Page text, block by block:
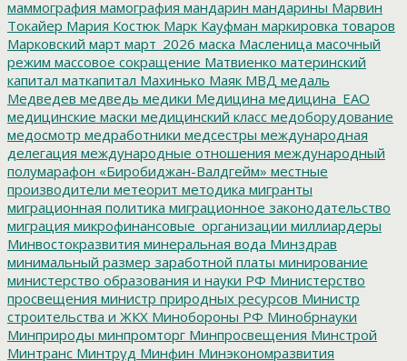
маммография мамография мандарин мандарины Марвин
Токайер Мария Костюк Марк Кауфман маркировка товаров
Марковский март март_2026 маска Масленица масочный
режим массовое сокращение Матвиенко материнский
капитал маткапитал Махинько Маяк МВД медаль
Медведев медведь медики Медицина медицина_ЕАО
медицинские маски медицинский класс медоборудование
медосмотр медработники медсестры международная
делегация международные отношения международный
полумарафон «Биробиджан-Валдгейм» местные
производители метеорит методика мигранты
миграционная политика миграционное законодательство
миграция микрофинансовые_организации миллиардеры
Минвостокразвития минеральная вода Минздрав
минимальный размер заработной платы минирование
министерство образования и науки РФ Министерство
просвещения министр природных ресурсов Министр
строительства и ЖКХ Минобороны РФ Минобрнауки
Минприроды минпромторг Минпросвещения Минстрой
Минтранс Минтруд Минфин Минэкономразвития